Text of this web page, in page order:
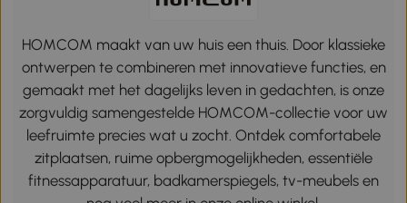
HOMCOM maakt van uw huis een thuis. Door klassieke
ontwerpen te combineren met innovatieve functies, en
gemaakt met het dagelijks leven in gedachten, is onze
zorgvuldig samengestelde HOMCOM-collectie voor uw
leefruimte precies wat u zocht. Ontdek comfortabele
zitplaatsen, ruime opbergmogelijkheden, essentiële
fitnessapparatuur, badkamerspiegels, tv-meubels en